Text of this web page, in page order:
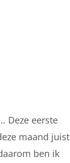
Deze eerste
maand juist
ben ik